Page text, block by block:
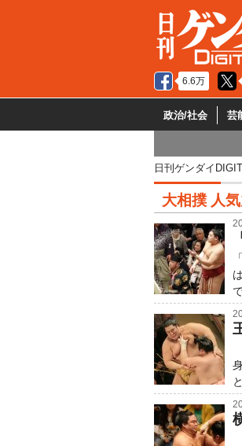
6.6万
政治/社会 芸
日刊ゲンダイ
大相撲 人